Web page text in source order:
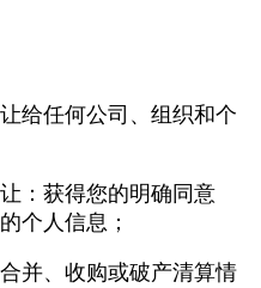
给任何公司、组织和个
：获得您的明确同意
个人信息；
并、收购或破产清算情